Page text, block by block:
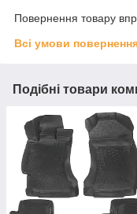
Повернення товару
Всі умови
Подібні товари